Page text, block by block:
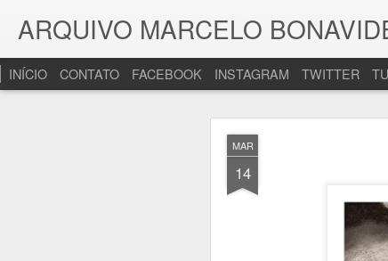
MAR
14
ARQUIVO MARCELO
INÍCIO CONTATO FACEBOOK INSTAGRAM TWITTER